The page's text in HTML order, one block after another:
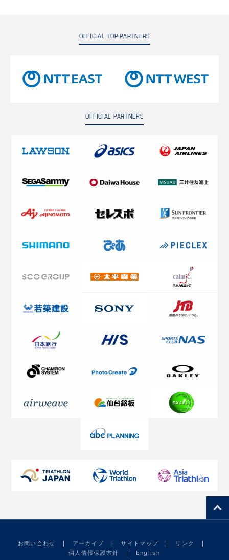
OFFICIAL TOP PARTNERS
OFFICIAL PARTNERS
お問い合わせ アーカイブ サイトマップ
リンク
個人情報保護方針
English